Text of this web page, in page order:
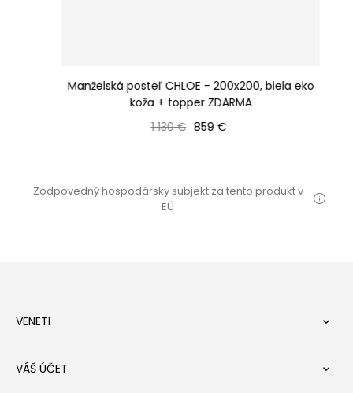
Manželská posteľ CHLOE - 200x200, biela eko
koža + topper ZDARMA
Bežná cena
1 130 € Cena
859 €
Zodpovedný hospodársky subjekt za tento produkt v
EÚ
VENETI 
VÁŠ ÚČET 